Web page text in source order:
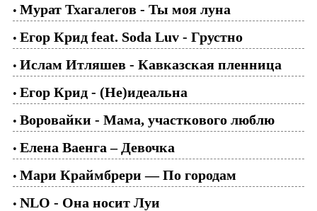
• Мурат Тхагалегов - Ты моя луна
• Егор Крид feat. Soda Luv - Грустно
• Ислам Итляшев - Кавказская пленница
• Егор Крид - (Не)идеальна
• Воровайки - Мама, участкового люблю
• Елена Ваенга – Девочка
• Мари Краймбрери — По городам
• NLO - Она носит Луи